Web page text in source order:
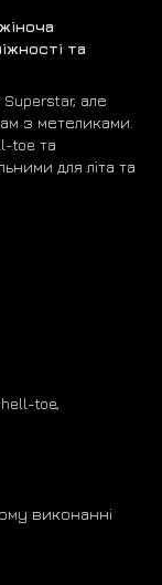
та
але
з метеликами.
toe та
для літа та
toe,
виконанні